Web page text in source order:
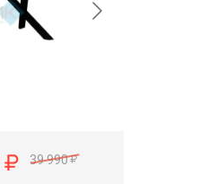
39 990